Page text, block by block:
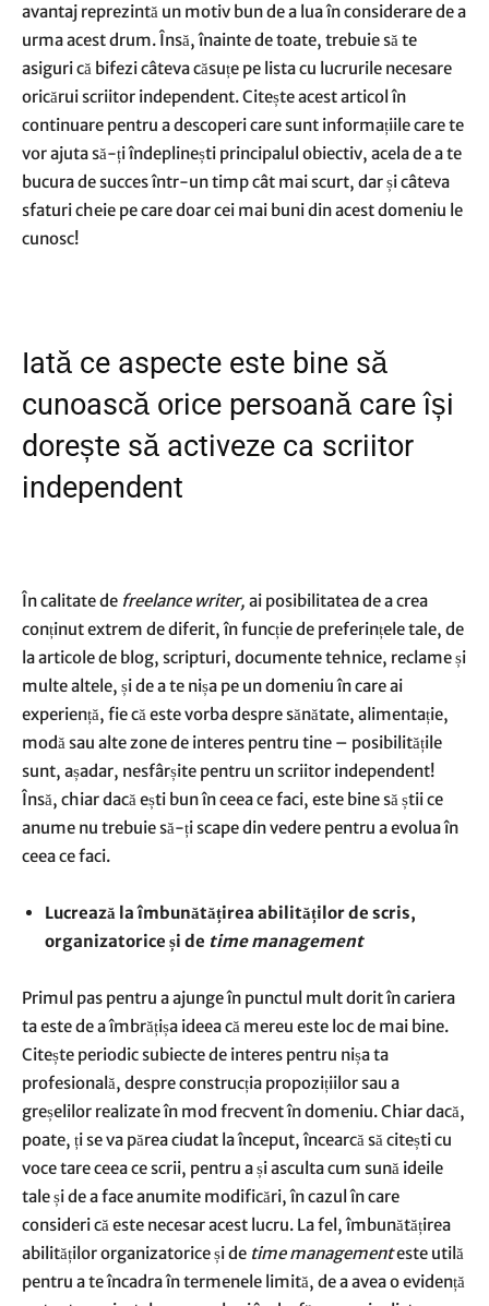
avantaj reprezintă un motiv bun de a lua în considerare de a
urma acest drum. Însă, înainte de toate, trebuie să te
asiguri că bifezi câteva căsuțe pe lista cu lucrurile necesare
oricărui scriitor independent. Citește acest articol în
continuare pentru a descoperi care sunt informațiile care te
vor ajuta să-ți îndeplinești principalul obiectiv, acela de a te
bucura de succes într-un timp cât mai scurt, dar și câteva
sfaturi cheie pe care doar cei mai buni din acest domeniu le
cunosc!
Iată ce aspecte este bine să
cunoască orice persoană care își
dorește să activeze ca scriitor
independent
În calitate de freelance writer, ai posibilitatea de a crea
conținut extrem de diferit, în funcție de preferințele tale, de
la articole de blog, scripturi, documente tehnice, reclame și
multe altele, și de a te nișa pe un domeniu în care ai
experiență, fie că este vorba despre sănătate, alimentație,
modă sau alte zone de interes pentru tine – posibilitățile
sunt, așadar, nesfârșite pentru un scriitor independent!
Însă, chiar dacă ești bun în ceea ce faci, este bine să știi ce
anume nu trebuie să-ți scape din vedere pentru a evolua în
ceea ce faci.
Lucrează la îmbunătățirea abilităților de scris,
organizatorice și de time management
Primul pas pentru a ajunge în punctul mult dorit în cariera
ta este de a îmbrățișa ideea că mereu este loc de mai bine.
Citește periodic subiecte de interes pentru nișa ta
profesională, despre construcția propozițiilor sau a
greșelilor realizate în mod frecvent în domeniu. Chiar dacă,
poate, ți se va părea ciudat la început, încearcă să citești cu
voce tare ceea ce scrii, pentru a și asculta cum sună ideile
tale și de a face anumite modificări, în cazul în care
consideri că este necesar acest lucru. La fel, îmbunătățirea
abilităților organizatorice și de time managementeste utilă
pentru a te încadra în termenele limită, de a avea o evidență